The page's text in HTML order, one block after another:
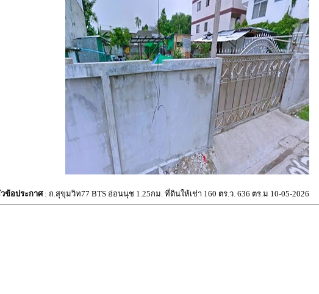
ข้อประกาศ: ถ.สุขุมวิท77 BTS อ่อนนุช 1.25กม. ที่ดินให้เช่า 160 ตร.ว. 636 ตร.ม 10-05-2026